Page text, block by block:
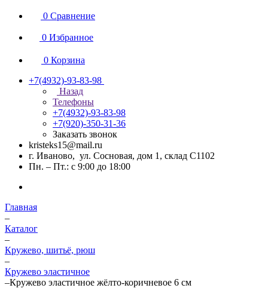
0 Сравнение
0 Избранное
0 Корзина
+7(4932)-93-83-98
Назад
Телефоны
+7(4932)-93-83-98
+7(920)-350-31-36
Заказать звонок
kristeks15@mail.ru
г. Иваново, ул. Сосновая, дом 1, склад С1102
Пн. – Пт.: с 9:00 до 18:00
Главная
–
Каталог
–
Кружево, шитьё, рюш
–
Кружево эластичное
–Кружево эластичное жёлто-коричневое 6 см